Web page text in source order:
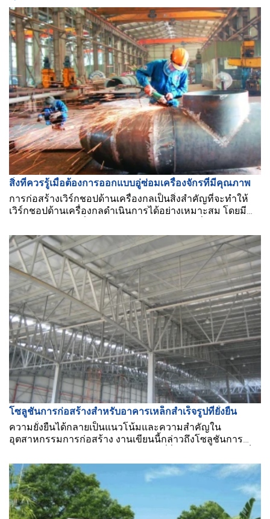
สิ่งที่ควรรู้เมื่อต้องการออกแบบอู่ซ่อมเครื่องจักรที่มีคุณภาพ
การก่อสร้างเวิร์กชอปด้านเครื่องกลเป็นสิ่งสำคัญที่จะทำให้
เวิร์กชอปด้านเครื่องกลดำเนินการได้อย่างเหมาะสม โดยมี
ความต้องการของนักลงทุนในการก่อสร้าง.
โซลูชันการก่อสร้างสำหรับอาคารเหล็กสำเร็จรูปที่ยั่งยืน
ความยั่งยืนได้กลายเป็นแนวโน้มและความสำคัญใน
อุตสาหกรรมการก่อสร้าง งานเขียนนี้กล่าวถึงโซลูชันการ
สำเร็จรูป